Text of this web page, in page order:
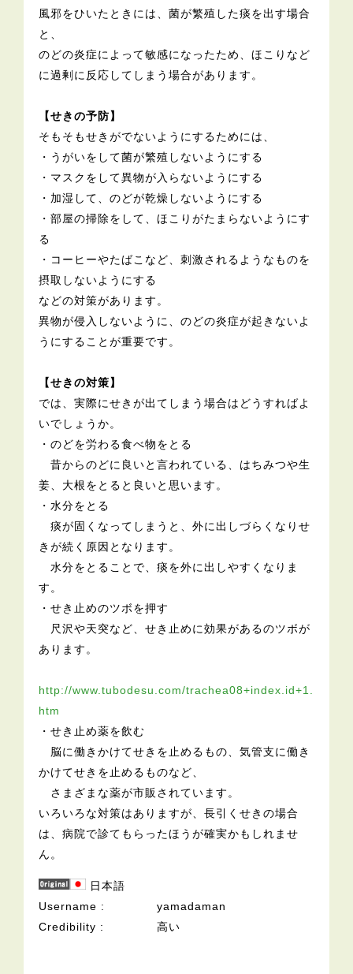
風邪をひいたときには、菌が繁殖した痰を出す場合
と、
のどの炎症によって敏感になったため、ほこりなど
に過剰に反応してしまう場合があります。
【せきの予防】
そもそもせきがでないようにするためには、
・うがいをして菌が繁殖しないようにする
・マスクをして異物が入らないようにする
・加湿して、のどが乾燥しないようにする
・部屋の掃除をして、ほこりがたまらないようにす
る
・コーヒーやたばこなど、刺激されるようなものを
摂取しないようにする
などの対策があります。
異物が侵入しないように、のどの炎症が起きないよ
うにすることが重要です。
【せきの対策】
では、実際にせきが出てしまう場合はどうすればよ
いでしょうか。
・のどを労わる食べ物をとる
昔からのどに良いと言われている、はちみつや生
姜、大根をとると良いと思います。
・水分をとる
痰が固くなってしまうと、外に出しづらくなりせ
きが続く原因となります。
水分をとることで、痰を外に出しやすくなりま
す。
・せき止めのツボを押す
尺沢や天突など、せき止めに効果があるのツボが
あります。
http://www.tubodesu.com/trachea08+index.id+1.
htm
・せき止め薬を飲む
脳に働きかけてせきを止めるもの、気管支に働き
かけてせきを止めるものなど、
さまざまな薬が市販されています。
いろいろな対策はありますが、長引くせきの場合
は、病院で診てもらったほうが確実かもしれませ
ん。
日本語
Username
yamadaman
Credibility
高い